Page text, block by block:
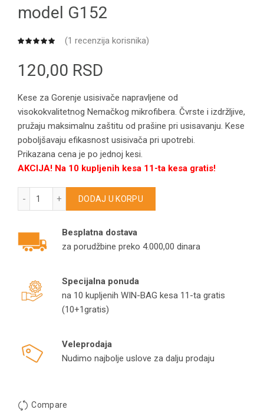
model G152
(1 recenzija korisnika)
120,00 RSD
Kese za Gorenje usisivače napravljene od
visokokvalitetnog Nemačkog mikrofibera. Čvrste i izdržljive,
pružaju maksimalnu zaštitu od prašine pri usisavanju. Kese
poboljšavaju efikasnost usisivača pri upotrebi.
Prikazana cena je po jednoj kesi.
AKCIJA! Na 10 kupljenih kesa 11-ta kesa gratis!
DODAJ U KORPU
Besplatna dostava
za porudžbine preko 4.000,00 dinara
Specijalna ponuda
na 10 kupljenih WIN-BAG kesa 11-ta gratis
(10+1gratis)
Veleprodaja
Nudimo najbolje uslove za dalju prodaju
Compare